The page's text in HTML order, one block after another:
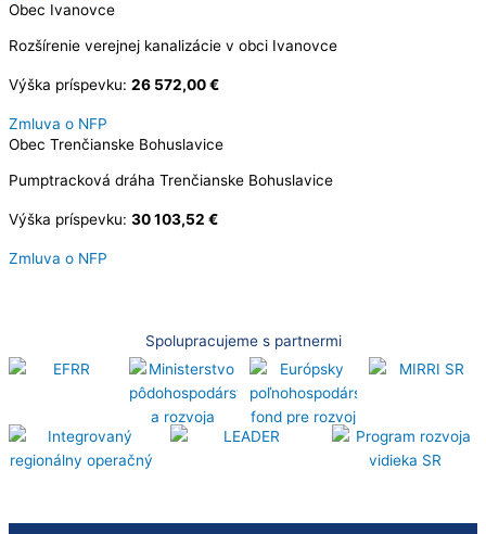
Obec Ivanovce
Rozšírenie verejnej kanalizácie v obci Ivanovce
Výška príspevku: 26 572,00 €
Zmluva o NFP
Obec Trenčianske Bohuslavice
Pumptracková dráha Trenčianske Bohuslavice
Výška príspevku: 30 103,52 €
Zmluva o NFP
Spolupracujeme s partnermi